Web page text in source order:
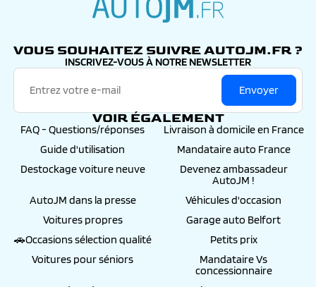
VOUS SOUHAITEZ SUIVRE AUTOJM.FR ?
INSCRIVEZ-VOUS À NOTRE NEWSLETTER
Envoyer
VOIR ÉGALEMENT
FAQ - Questions/réponses
Livraison à domicile en France
Guide d'utilisation
Mandataire auto France
Destockage voiture neuve
Devenez ambassadeur
AutoJM !
AutoJM dans la presse
Véhicules d'occasion
Voitures propres
Garage auto Belfort
🚗Occasions sélection qualité
Petits prix
Voitures pour séniors
Mandataire Vs
concessionnaire